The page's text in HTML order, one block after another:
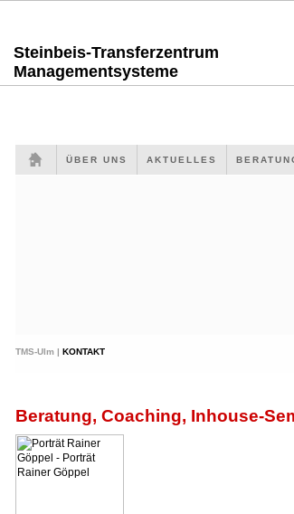
Steinbeis-Transferzentrum
Managementsysteme
ÜBER UNS AKTUELLES
TMS-Ulm | KONTAKT
Beratung, Coaching, Inhouse-